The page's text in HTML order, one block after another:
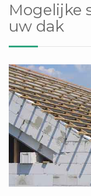
Mogelijke
uw dak